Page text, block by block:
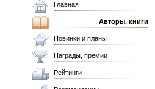
Главная
Авторы, книги
Новинки и планы
Награды, премии
Рейтинги